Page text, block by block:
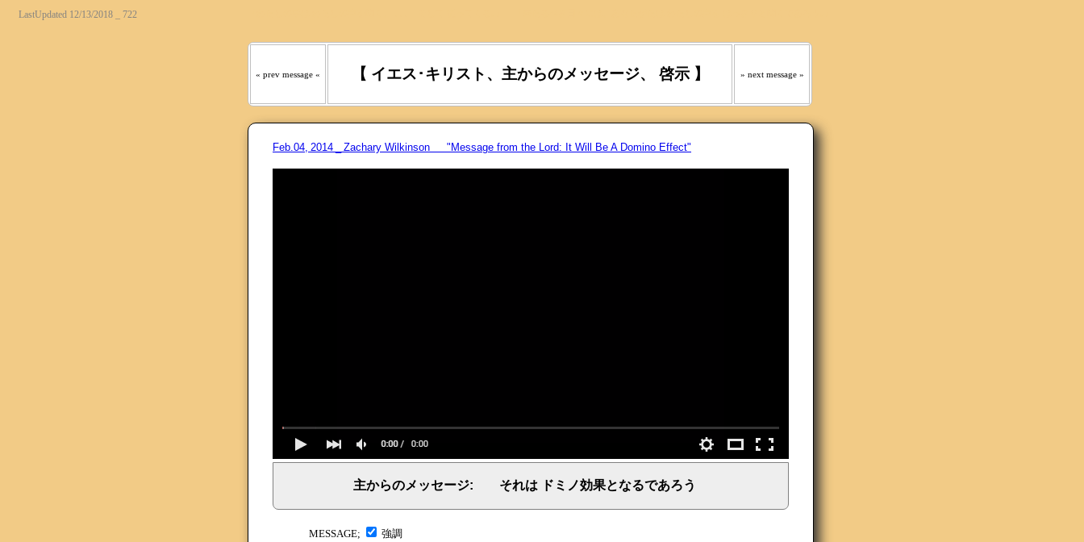
LastUpdated 12/13/2018 _ 722
« prev message « 【 イエス･キリスト、主からのメッセージ、 啓示 】 » next message »
Feb.04, 2014 _ Zachary Wilkinson "Message from the Lord: It Will Be A Domino Effect"
主からのメッセージ: それは ドミノ効果となるであろう
MESSAGE; 強調